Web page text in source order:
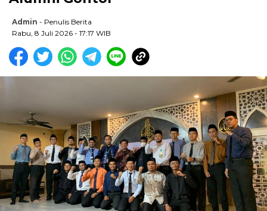
Admin - Penulis Berita
Rabu, 8 Juli 2026 - 17:17 WIB